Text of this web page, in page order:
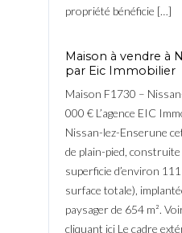
propriété bénéficie […]
Maison à vendre à
par Eic Immobilier
Maison F1730 –
000 € L’agence EIC
Nissan-lez-Enserune
de plain-pied, construite
superficie d’environ
surface totale),
paysager de 654 m².
cliquant ici Le cadre